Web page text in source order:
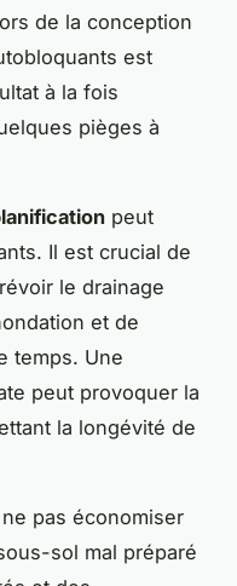
de la conception
est
à la fois
pièges à
peut
Il est crucial de
le drainage
et de
temps. Une
peut provoquer la
la longévité de
pas économiser
sol mal préparé